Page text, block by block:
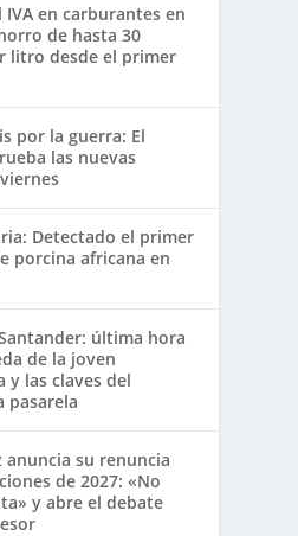
IVA en carburantes en
de hasta 30
litro desde el primer
por la guerra: El
las nuevas
Detectado el primer
porcina africana en
última hora
de la joven
y las claves del
pasarela
anuncia su renuncia
de 2027: «No
y abre el debate